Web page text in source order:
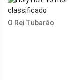
O Rei Tubarão